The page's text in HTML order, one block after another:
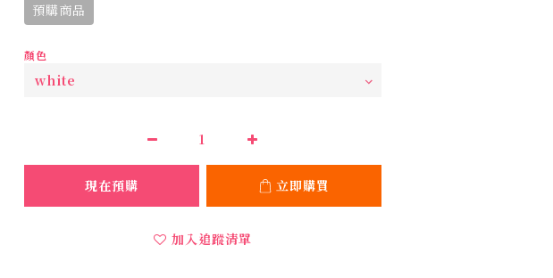
預購商品
顏色
現在預購 立即購買
加入追蹤清單